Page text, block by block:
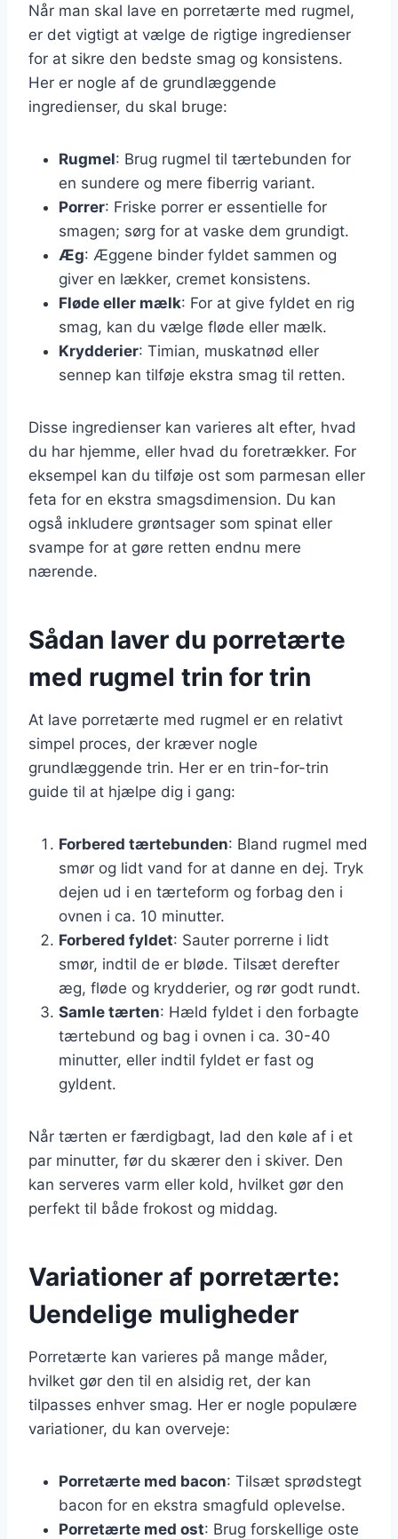
Når man skal lave en porretærte med rugmel,
er det vigtigt at vælge de rigtige ingredienser
for at sikre den bedste smag og konsistens.
Her er nogle af de grundlæggende
ingredienser, du skal bruge:
Rugmel: Brug rugmel til tærtebunden for
en sundere og mere fiberrig variant.
Porrer: Friske porrer er essentielle for
smagen; sørg for at vaske dem grundigt.
Æg: Æggene binder fyldet sammen og
giver en lækker, cremet konsistens.
Fløde eller mælk: For at give fyldet en rig
smag, kan du vælge fløde eller mælk.
Krydderier: Timian, muskatnød eller
sennep kan tilføje ekstra smag til retten.
Disse ingredienser kan varieres alt efter, hvad
du har hjemme, eller hvad du foretrækker. For
eksempel kan du tilføje ost som parmesan eller
feta for en ekstra smagsdimension. Du kan
også inkludere grøntsager som spinat eller
svampe for at gøre retten endnu mere
nærende.
Sådan laver du porretærte
med rugmel trin for trin
At lave porretærte med rugmel er en relativt
simpel proces, der kræver nogle
grundlæggende trin. Her er en trin-for-trin
guide til at hjælpe dig i gang:
Forbered tærtebunden: Bland rugmel med
smør og lidt vand for at danne en dej. Tryk
dejen ud i en tærteform og forbag den i
ovnen i ca. 10 minutter.
Forbered fyldet: Sauter porrerne i lidt
smør, indtil de er bløde. Tilsæt derefter
æg, fløde og krydderier, og rør godt rundt.
Samle tærten: Hæld fyldet i den forbagte
tærtebund og bag i ovnen i ca. 30-40
minutter, eller indtil fyldet er fast og
gyldent.
Når tærten er færdigbagt, lad den køle af i et
par minutter, før du skærer den i skiver. Den
kan serveres varm eller kold, hvilket gør den
perfekt til både frokost og middag.
Variationer af porretærte:
Uendelige muligheder
Porretærte kan varieres på mange måder,
hvilket gør den til en alsidig ret, der kan
tilpasses enhver smag. Her er nogle populære
variationer, du kan overveje:
Porretærte med bacon: Tilsæt sprødstegt
bacon for en ekstra smagfuld oplevelse.
Porretærte med ost: Brug forskellige oste